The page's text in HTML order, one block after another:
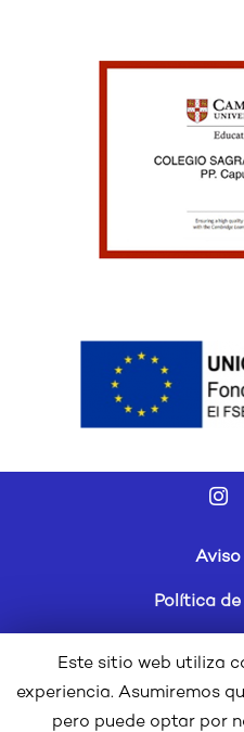
Aviso
Política
Este sitio web utiliza
experiencia. Asumiremos
pero puede optar por